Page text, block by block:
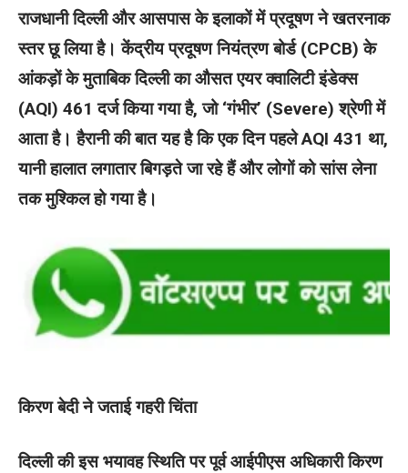
राजधानी दिल्ली और आसपास के इलाकों में प्रदूषण ने खतरनाक
स्तर छू लिया है। केंद्रीय प्रदूषण नियंत्रण बोर्ड (CPCB) के
आंकड़ों के मुताबिक दिल्ली का औसत एयर क्वालिटी इंडेक्स
(AQI) 461 दर्ज किया गया है, जो ‘गंभीर’ (Severe) श्रेणी में
आता है। हैरानी की बात यह है कि एक दिन पहले AQI 431 था,
यानी हालात लगातार बिगड़ते जा रहे हैं और लोगों को सांस लेना
तक मुश्किल हो गया है।
किरण बेदी ने जताई गहरी चिंता
दिल्ली की इस भयावह स्थिति पर पूर्व आईपीएस अधिकारी किरण